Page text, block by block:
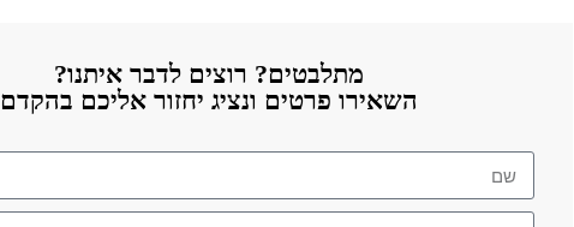
מתלבטים? רוצים לדבר איתנו?
השאירו פרטים ונציג יחזור אליכם בהקדם